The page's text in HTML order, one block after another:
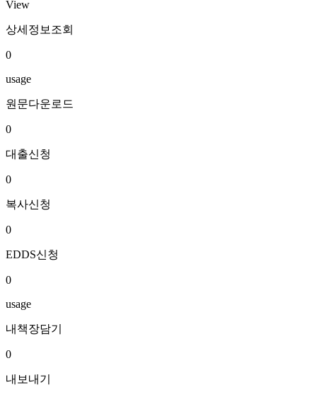
View
상세정보조회
0
usage
원문다운로드
0
대출신청
0
복사신청
0
EDDS신청
0
usage
내책장담기
0
내보내기